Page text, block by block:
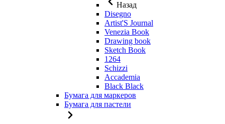
Назад
Disegno
Artist'S Journal
Venezia Book
Drawing book
Sketch Book
1264
Schizzi
Accademia
Black Black
Бумага для маркеров
Бумага для пастели